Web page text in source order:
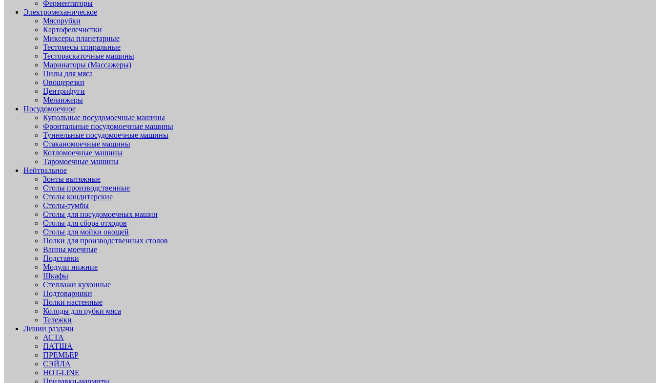
Ферментаторы
Электромеханическое
Мясорубки
Картофелечистки
Миксеры планетарные
Тестомесы спиральные
Тестораскаточные машины
Маринаторы (Массажеры)
Пилы для мяса
Овощерезки
Центрифуги
Меланжеры
Посудомоечное
Купольные посудомоечные машины
Фронтальные посудомоечные машины
Туннельные посудомоечные машины
Стаканомоечные машины
Котломоечные машины
Таромоечные машины
Нейтральное
Зонты вытяжные
Столы производственные
Столы кондитерские
Столы-тумбы
Столы для посудомоечных машин
Столы для сбора отходов
Столы для мойки овощей
Полки для производственных столов
Ванны моечные
Подставки
Модули нижние
Шкафы
Стеллажи кухонные
Подтоварники
Полки настенные
Колоды для рубки мяса
Тележки
Линии раздачи
АСТА
ПАТША
ПРЕМЬЕР
СЭЙЛА
HOT-LINE
Прилавки-мармиты